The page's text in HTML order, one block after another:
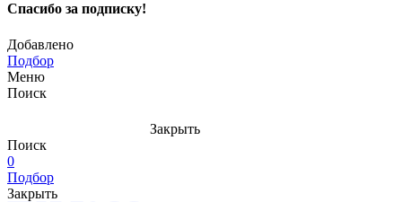
Спасибо за подписку!
Добавлено
Подбор
Меню
Поиск
Закрыть
Поиск
0
Подбор
Закрыть